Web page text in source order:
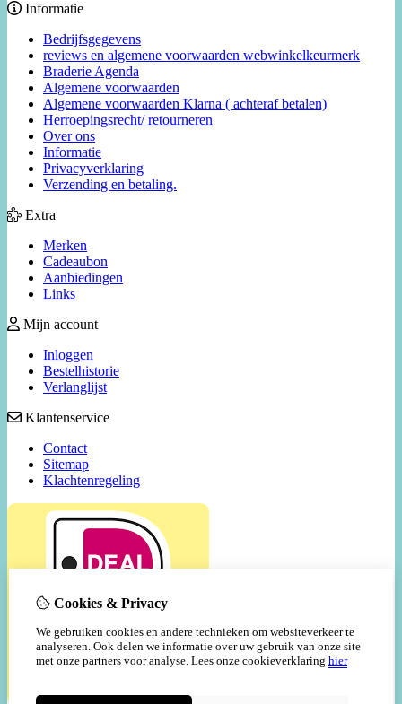
Informatie
Bedrijfsgegevens
reviews en algemene voorwaarden webwinkelkeurmerk
Braderie Agenda
Algemene voorwaarden
Algemene voorwaarden Klarna ( achteraf betalen)
Herroepingsrecht/ retourneren
Over ons
Informatie
Privacyverklaring
Verzending en betaling.
Extra
Merken
Cadeaubon
Aanbiedingen
Links
Mijn account
Inloggen
Bestelhistorie
Verlanglijst
Klantenservice
Contact
Sitemap
Klachtenregeling
Cookies & Privacy
We gebruiken cookies en andere technieken om websiteverkeer te
analyseren. Ook delen we informatie over uw gebruik van onze site
met onze partners voor analyse. Lees onze cookieverklaring hier